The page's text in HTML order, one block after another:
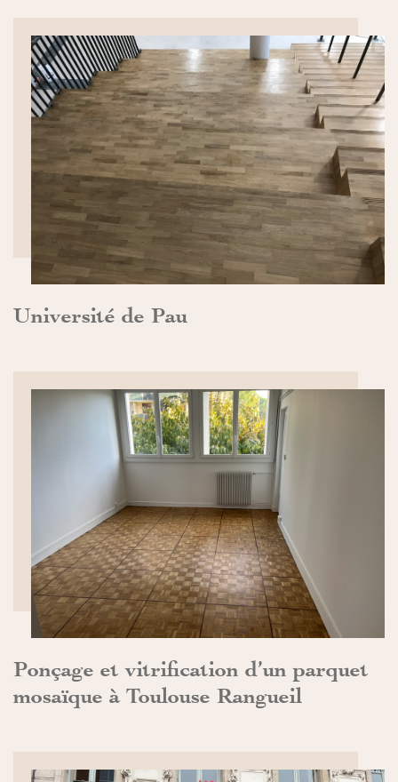
Université de Pau
DÉCOUVRIR>>
Ponçage et vitrification d’un parquet
mosaïque à Toulouse Rangueil
DÉCOUVRIR>>